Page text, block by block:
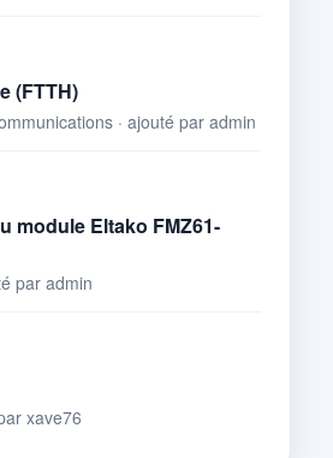
(FTTH)
· ajouté par admin
module Eltako FMZ61-
par admin
xave76